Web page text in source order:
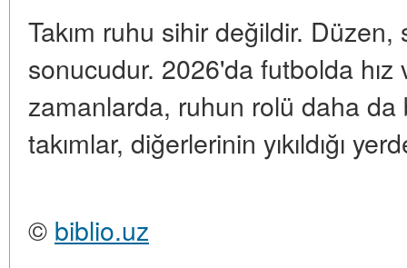
Takım ruhu sihir değildir.
sonucudur. 2026'da futbolda hız
zamanlarda, ruhun rolü daha
takımlar, diğerlerinin yıkıldığı
© biblio.uz